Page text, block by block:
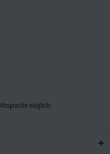
möglich!